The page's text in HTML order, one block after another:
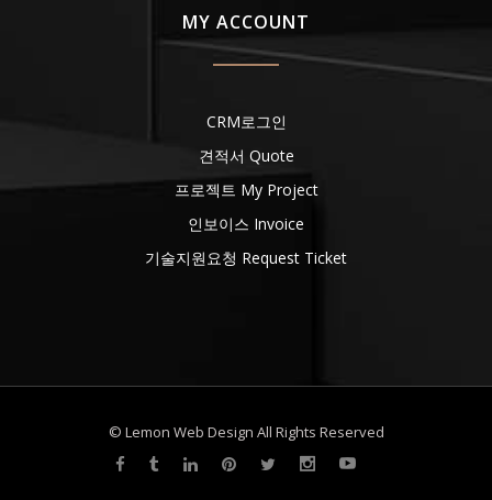
MY ACCOUNT
CRM로그인
견적서 Quote
프로젝트 My Project
인보이스 Invoice
기술지원요청 Request Ticket
© Lemon Web Design All Rights Reserved